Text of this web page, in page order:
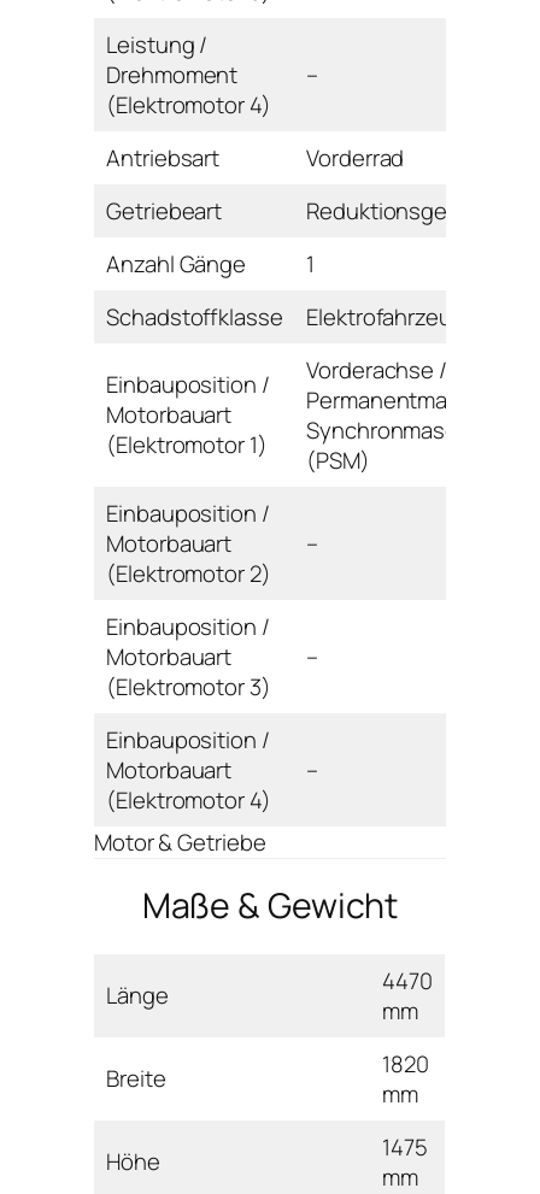
Leistung /
Drehmoment
(Elektromotor 4)
–
Antriebsart
Vorderrad
Getriebeart
Reduktionsgetriebe
Anzahl Gänge
1
Schadstoffklasse
Elektrofahrzeug
Einbauposition /
Motorbauart
(Elektromotor 1)
Vorderachse /
Permanentmagnet-
Synchronmaschine
(PSM)
Einbauposition /
Motorbauart
(Elektromotor 2)
–
Einbauposition /
Motorbauart
(Elektromotor 3)
–
Einbauposition /
Motorbauart
(Elektromotor 4)
–
Motor & Getriebe
Maße & Gewicht
Länge
4470
mm
Breite
1820
mm
Höhe
1475
mm